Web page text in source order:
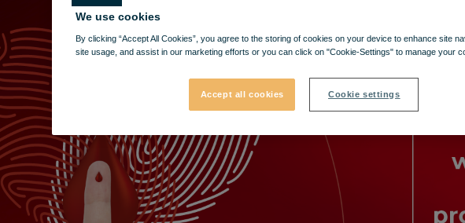
We use cookies
By clicking “Accept All Cookies”, you agree to the storing of cookies on your device to enhance site
site usage, and assist in our marketing efforts or you can click on "Cookie-Settings" to manage your
Accept all cookies Cookie settings